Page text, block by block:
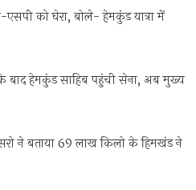
एसपी को घेरा, बोले- हेमकुंड यात्रा में
बाद हेमकुंड साहिब पहुंची सेना, अब मुख्य
ने बताया 69 लाख किलो के हिमखंड ने